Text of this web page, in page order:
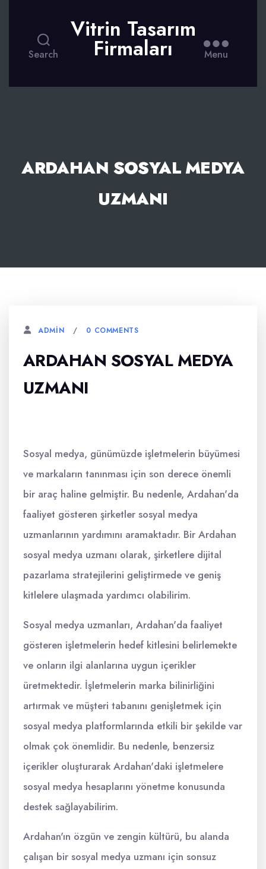
Search
Vitrin Tasarım
Firmaları Menu
ARDAHAN SOSYAL MEDYA
UZMANI
ADMIN 0 COMMENTS
ARDAHAN SOSYAL MEDYA
UZMANI
Sosyal medya, günümüzde işletmelerin büyümesi
ve markaların tanınması için son derece önemli
bir araç haline gelmiştir. Bu nedenle, Ardahan'da
faaliyet gösteren şirketler sosyal medya
uzmanlarının yardımını aramaktadır. Bir Ardahan
sosyal medya uzmanı olarak, şirketlere dijital
pazarlama stratejilerini geliştirmede ve geniş
kitlelere ulaşmada yardımcı olabilirim.
Sosyal medya uzmanları, Ardahan'da faaliyet
gösteren işletmelerin hedef kitlesini belirlemekte
ve onların ilgi alanlarına uygun içerikler
üretmektedir. İşletmelerin marka bilinirliğini
artırmak ve müşteri tabanını genişletmek için
sosyal medya platformlarında etkili bir şekilde var
olmak çok önemlidir. Bu nedenle, benzersiz
içerikler oluşturarak Ardahan'daki işletmelere
sosyal medya hesaplarını yönetme konusunda
destek sağlayabilirim.
Ardahan'ın özgün ve zengin kültürü, bu alanda
çalışan bir sosyal medya uzmanı için sonsuz